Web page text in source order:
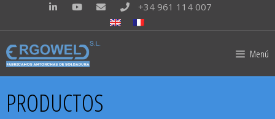
+34 961 114 007
Menú
PRODUCTOS